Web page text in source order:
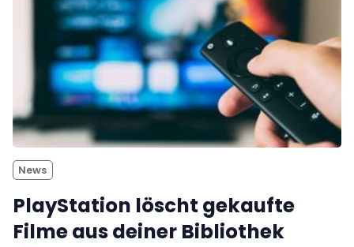
News
PlayStation löscht gekaufte
Filme aus deiner Bibliothek